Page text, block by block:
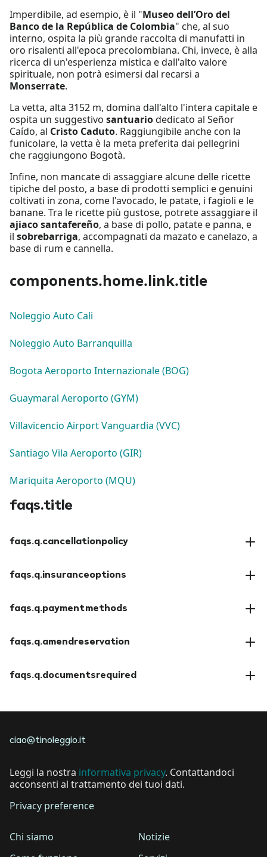
Imperdibile, ad esempio, è il "Museo dell’Oro del
Banco de la República de Colombia" che, al suo
interno, ospita la più grande raccolta di manufatti in
oro risalenti all'epoca precolombiana. Chi, invece, è alla
ricerca di un'esperienza mistica e dall'alto valore
spirituale, non potrà esimersi dal recarsi a
Monserrate.
La vetta, alta 3152 m, domina dall'alto l'intera capitale e
ospita un suggestivo santuariodedicato al Señor
Caído, al Cristo Caduto. Raggiungibile anche con la
funicolare, la vetta è la meta preferita dai pellegrini
che raggiungono Bogotà.
Infine, non mancate di assaggiare alcune delle ricette
tipiche del posto, a base di prodotti semplici e genuini
coltivati in zona, come l'avocado, le patate, i fagioli e le
banane. Tra le ricette più gustose, potrete assaggiare il
ajiaco santafereño, a base di pollo, patate e panna, e
il sobrebarriga, accompagnati da mazato e canelazo, a
base di rum e cannella.
components.home.link.title
Noleggio Auto Cali
Noleggio Auto Barranquilla
Bogota Aeroporto Internazionale (BOG)
Guaymaral Aeroporto (GYM)
Villavicencio Airport Vanguardia (VVC)
Santiago Vila Aeroporto (GIR)
Mariquita Aeroporto (MQU)
faqs.title
faqs.q.cancellationpolicy
faqs.q.insuranceoptions
faqs.q.paymentmethods
faqs.q.amendreservation
faqs.q.documentsrequired
ciao@tinoleggio.it
Leggi la nostra informativa privacy. Contattandoci
acconsenti al trattamento dei tuoi dati.
Privacy preference
Chi siamo
Notizie